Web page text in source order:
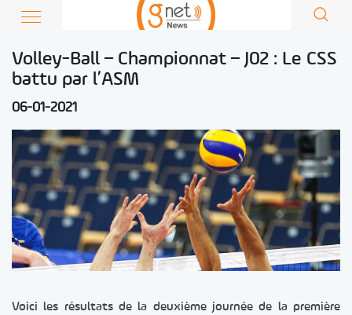
Volley-Ball – Championnat – J02 : Le CSS
battu par l’ASM
06-01-2021
Voici les résultats de la deuxième journée de la première